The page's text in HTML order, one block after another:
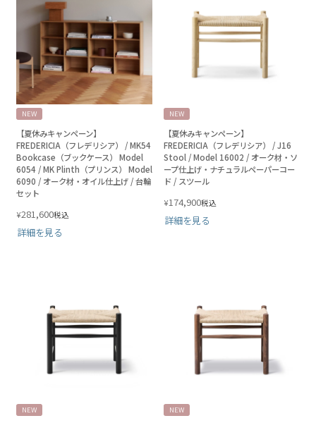
NEW
【夏休みキャンペーン】
FREDERICIA（フレデリシア） / MK54
Bookcase（ブックケース） Model
6054 / MK Plinth（プリンス） Model
6090 / オーク材・オイル仕上げ / 台輪
セット
¥281,600税込
詳細を見る
NEW
【夏休みキャンペーン】
FREDERICIA（フレデリシア） / J16
Stool / Model 16002 / オーク材・ソ
ープ仕上げ・ナチュラルペーパーコー
ド / スツール
¥174,900税込
詳細を見る
NEW NEW